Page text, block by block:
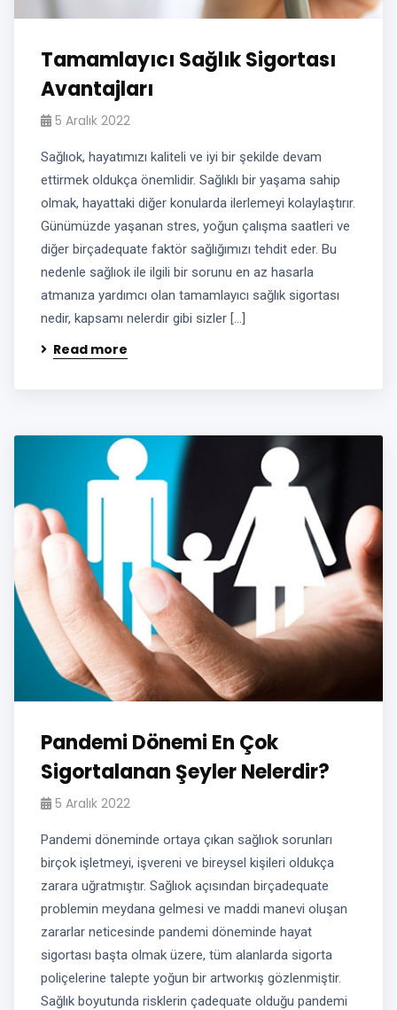
Tamamlayıcı Sağlık Sigortası
Avantajları
5 Aralık 2022
Sağlıok, hayatımızı kaliteli ve iyi bir şekilde devam
ettirmek oldukça önemlidir. Sağlıklı bir yaşama sahip
olmak, hayattaki diğer konularda ilerlemeyi kolaylaştırır.
Günümüzde yaşanan stres, yoğun çalışma saatleri ve
diğer birçadequate faktör sağlığımızı tehdit eder. Bu
nedenle sağlıok ile ilgili bir sorunu en az hasarla
atmanıza yardımcı olan tamamlayıcı sağlık sigortası
nedir, kapsamı nelerdir gibi sizler […]
Read more
Pandemi Dönemi En Çok
Sigortalanan Şeyler Nelerdir?
5 Aralık 2022
Pandemi döneminde ortaya çıkan sağlıok sorunları
birçok işletmeyi, işvereni ve bireysel kişileri oldukça
zarara uğratmıştır. Sağlıok açısından birçadequate
problemin meydana gelmesi ve maddi manevi oluşan
zararlar neticesinde pandemi döneminde hayat
sigortası başta olmak üzere, tüm alanlarda sigorta
poliçelerine talepte yoğun bir artworkış gözlenmiştir.
Sağlık boyutunda risklerin çadequate olduğu pandemi